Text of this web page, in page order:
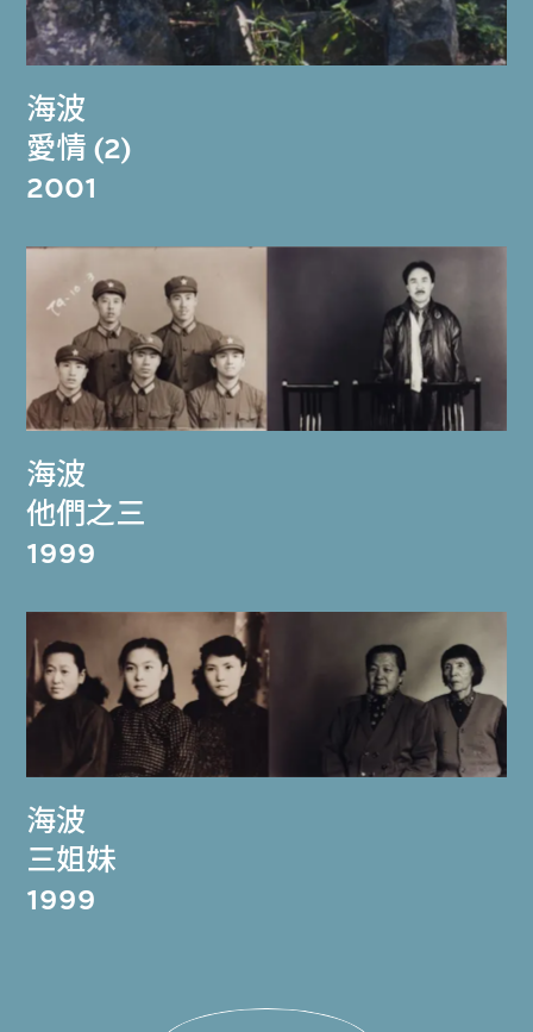
海波
愛情 (2)
2001
海波
他們之三
1999
海波
三姐妹
1999